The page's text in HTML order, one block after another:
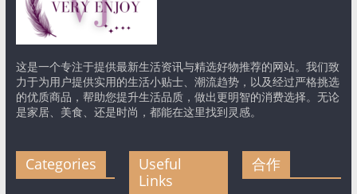
这是一个专注于提供最新生活资讯与精选好物推荐的网站。我们致
力于为用户提供实用的生活小贴士、潮流趋势，以及经过严格挑选
的优质商品，帮助您提升生活品质，做出更明智的消费选择。无论
是家居、美食、还是时尚，都能在这里找到灵感。
Categories
Useful
Links
合作